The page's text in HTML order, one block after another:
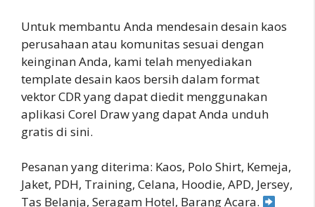
Untuk membantu Anda mendesain desain kaos
perusahaan atau komunitas sesuai dengan
keinginan Anda, kami telah menyediakan
template desain kaos bersih dalam format
vektor CDR yang dapat diedit menggunakan
aplikasi Corel Draw yang dapat Anda unduh
gratis di sini.
Pesanan yang diterima: Kaos, Polo Shirt, Kemeja,
Jaket, PDH, Training, Celana, Hoodie, APD, Jersey,
Tas Belanja, Seragam Hotel, Barang Acara.